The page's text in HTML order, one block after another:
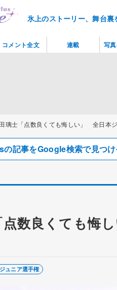
氷上のストーリー、舞台
璃士「点数良くても悔しい」 全日本
記事をGoogle検索で見つ
点数良くても悔
ュニア選手権
コメント全文 連載 写